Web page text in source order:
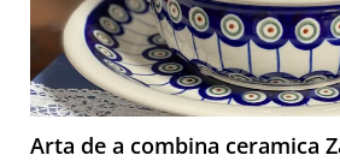
Arta de a combina ceramica